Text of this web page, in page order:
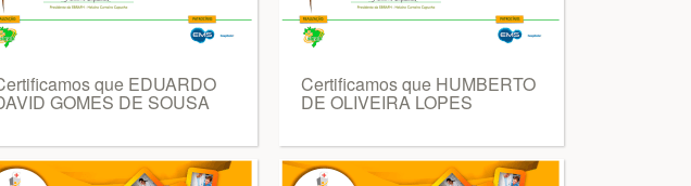
que EDUARDO
GOMES DE SOUSA
Certificamos que HUMBERTO
DE OLIVEIRA LOPES